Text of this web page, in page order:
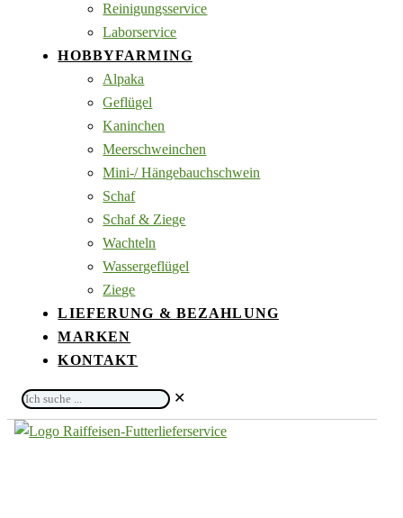
Reinigungsservice
Laborservice
HOBBYFARMING
Alpaka
Geflügel
Kaninchen
Meerschweinchen
Mini-/ Hängebauchschwein
Schaf
Schaf & Ziege
Wachteln
Wassergeflügel
Ziege
LIEFERUNG & BEZAHLUNG
MARKEN
KONTAKT
Ich
suche
✕